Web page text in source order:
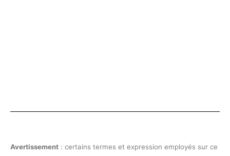
Avertissement : certains termes et expression employés sur ce